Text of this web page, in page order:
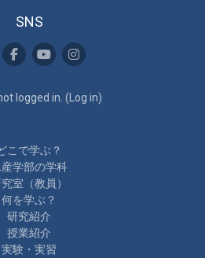
SNS
logged in. ( Log in)
こで学ぶ？
産学部の学科
室（教員）
何を学ぶ？
研究紹介
授業紹介
実験・実習